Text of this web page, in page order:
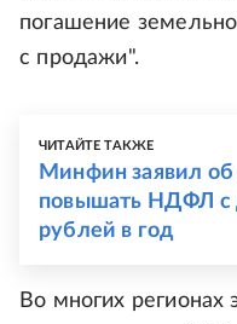
погашение
с продажи".
ЧИТАЙТЕ ТАКЖЕ
Минфин заявил об
повышать НДФЛ с
рублей в год
Во многих